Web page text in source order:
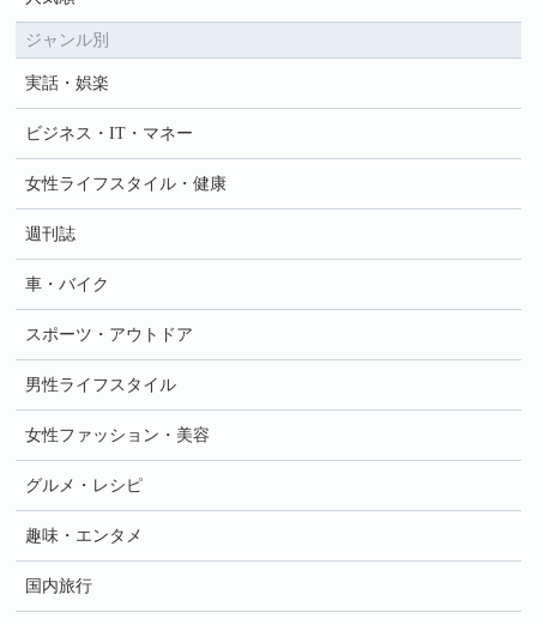
ジャンル別
実話・娯楽
ビジネス・IT・マネー
女性ライフスタイル・健康
週刊誌
車・バイク
スポーツ・アウトドア
男性ライフスタイル
女性ファッション・美容
グルメ・レシピ
趣味・エンタメ
国内旅行